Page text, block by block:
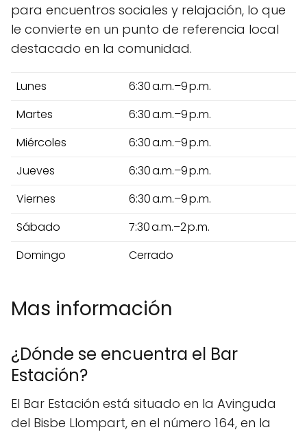
para encuentros sociales y relajación, lo que
le convierte en un punto de referencia local
destacado en la comunidad.
Lunes
6:30 a.m.–9 p.m.
Martes
6:30 a.m.–9 p.m.
Miércoles
6:30 a.m.–9 p.m.
Jueves
6:30 a.m.–9 p.m.
Viernes
6:30 a.m.–9 p.m.
Sábado
7:30 a.m.–2 p.m.
Domingo
Cerrado
Mas información
¿Dónde se encuentra el Bar
Estación?
El Bar Estación está situado en la Avinguda
del Bisbe Llompart, en el número 164, en la